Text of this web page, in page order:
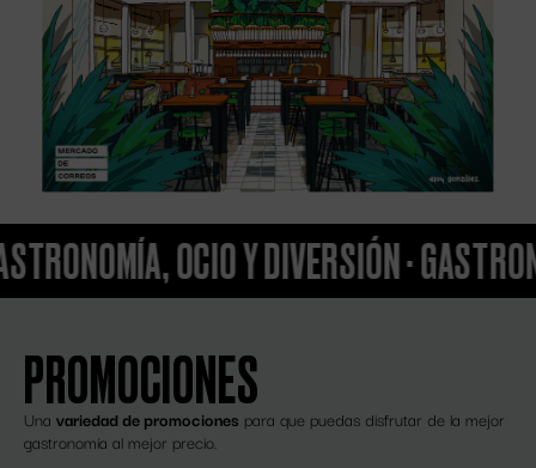
Eloy González en colaboración con Mercado de Correos.
OCIO Y DIVERSIÓN·
PROMOCIONES
Una variedad de promociones para que puedas disfrutar de la mejor
gastronomía al mejor precio.